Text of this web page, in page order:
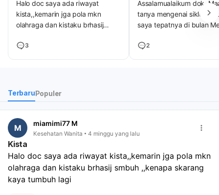
Halo doc saya ada riwayat
kista,,kemarin jga pola mkn
olahraga dan kistaku brhasij
tumbuh lagi
3
Assalamualaikum dok.
tanya mengenai siklus
saya tepatnya di bulan
tapi di bulan Juni ini saya
2
TerbaruPopuler
M miamimi77 M
Kesehatan Wanita 4 minggu yang lalu
Kista
Halo doc saya ada riwayat kista,,kemarin jga pola mkn
olahraga dan kistaku brhasij smbuh ,,kenapa skarang
kaya tumbuh lagi